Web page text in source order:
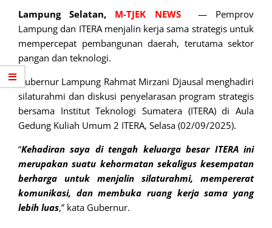
Lampung Selatan, M-TJEK NEWS
— Pemprov
Lampung dan ITERA menjalin kerja sama strategis untuk
mempercepat pembangunan daerah, terutama sektor
pangan dan teknologi.
Gubernur Lampung Rahmat Mirzani Djausal menghadiri
silaturahmi dan diskusi penyelarasan program strategis
bersama Institut Teknologi Sumatera (ITERA) di Aula
Gedung Kuliah Umum 2 ITERA, Selasa (02/09/2025).
“Kehadiran saya di tengah keluarga besar ITERA ini
merupakan suatu kehormatan sekaligus kesempatan
berharga untuk menjalin silaturahmi, mempererat
komunikasi, dan membuka ruang kerja sama yang
lebih luas,” kata Gubernur.